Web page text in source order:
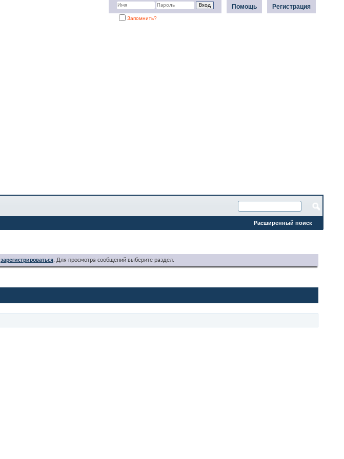
Регистрация
Помощь
Запомнить?
Расширенный поиск
зарегистрироваться. Для просмотра сообщений выберите раздел.